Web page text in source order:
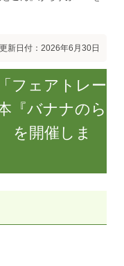
更新日付：2026年6月30日
フェアトレー
『バナナのら
を開催しま